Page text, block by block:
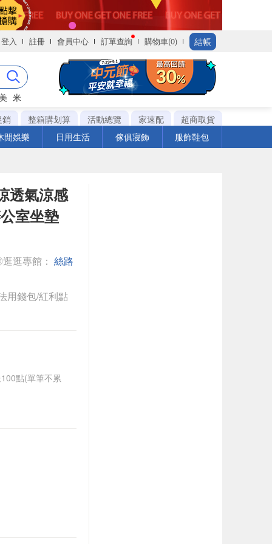
登入 註冊 會員中心 訂單查詢 購物車(0) 結帳
米
銷
整箱購划算 活動總覽 家速配
超商取貨
閒娛樂
日用生活 傢俱寢飾 服飾鞋包
透氣涼感
室坐墊
逛專館： 絲路
用錢包/紅利點
點(單筆不累